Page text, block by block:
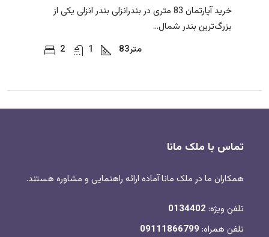
خرید آپارتمان 83 متری در بندرانزلی بندر انزلی یکی از
بزرگ‌ترین بندر شمال...
2
1 83متر
تماس با ملک مانا
همکاران ما در ملک مانا آماده ارائه راهنمایی و مشاوره هستند.
تلفن ویژه: 0134402
تلفن همراه: 09111866799